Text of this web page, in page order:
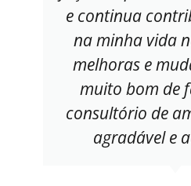
e continua
na minha vida
melhoras e
muito bom de
consultório de
agradável e